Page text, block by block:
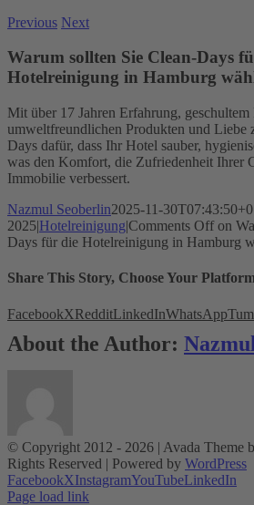
Previous Next
Warum sollten Sie Clean-Days
Hotelreinigung in Hamburg
Mit über 17 Jahren Erfahrung, geschultem
umweltfreundlichen Produkten und Liebe
Days dafür, dass Ihr Hotel sauber,
was den Komfort, die Zufriedenheit Ihrer
Immobilie verbessert.
Nazmul Seoberlin2025-11-
2025|Hotelreinigung|Comments Off on
Days für die Hotelreinigung in Hamburg
Share This Story, Choose Your
FacebookXRedditLinkedInWhatsApp
About the Author:
© Copyright 2012 - 2026 | Avada Theme
Rights Reserved | Powered by WordPress
FacebookXInstagramYouTubeLinkedIn
Page load link